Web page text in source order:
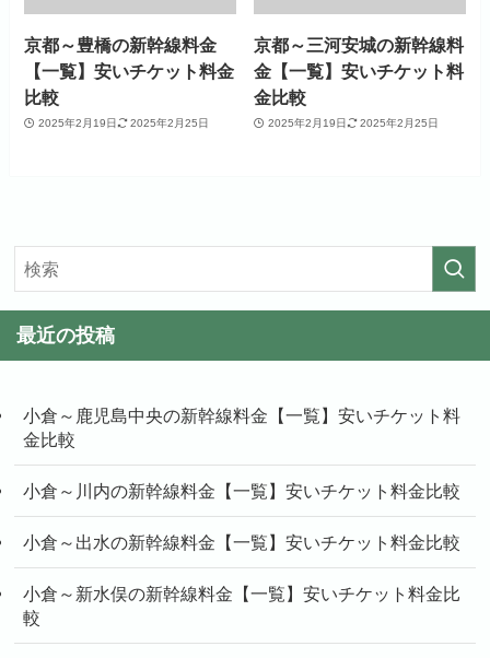
京都～豊橋の新幹線料金
【一覧】安いチケット料金
比較
2025年2月19日 2025年2月25日
京都～三河安城の新幹線料
金【一覧】安いチケット料
金比較
2025年2月19日 2025年2月25日
最近の投稿
小倉～鹿児島中央の新幹線料金【一覧】安いチケット料
金比較
小倉～川内の新幹線料金【一覧】安いチケット料金比較
小倉～出水の新幹線料金【一覧】安いチケット料金比較
小倉～新水俣の新幹線料金【一覧】安いチケット料金比
較